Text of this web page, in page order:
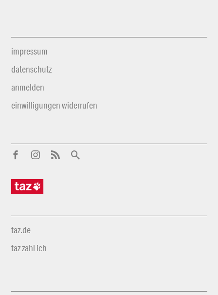
impressum
datenschutz
anmelden
einwilligungen widerrufen
taz.de
taz zahl ich